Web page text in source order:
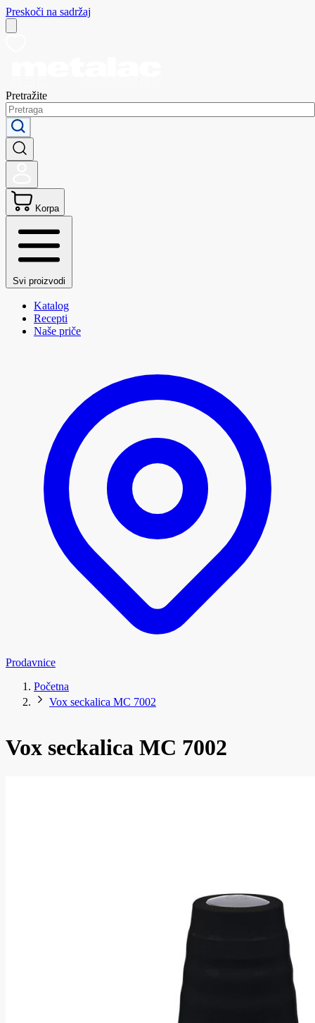
Preskoči na sadržaj
Pretražite
Korpa
Svi proizvodi
Katalog
Recepti
Naše priče
Prodavnice
Početna
Vox seckalica MC 7002
Vox seckalica MC 7002